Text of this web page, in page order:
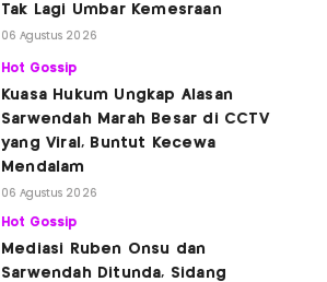
Tak Lagi Umbar Kemesraan
06 Agustus 2026
Hot Gossip
Kuasa Hukum Ungkap Alasan
Sarwendah Marah Besar di CCTV
yang Viral, Buntut Kecewa
Mendalam
06 Agustus 2026
Hot Gossip
Mediasi Ruben Onsu dan
Sarwendah Ditunda, Sidang